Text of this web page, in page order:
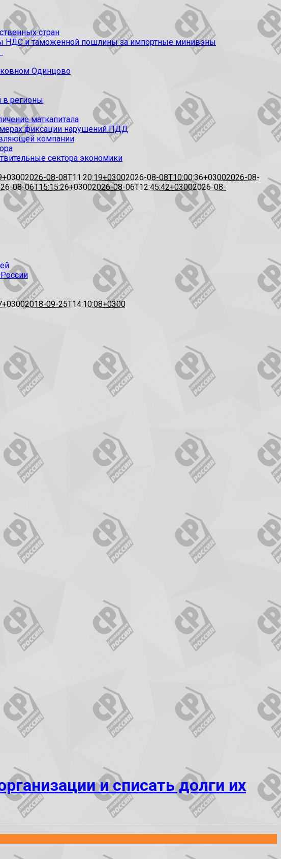
стран
НДС и таможенной пошлины за импортные минивэны
Одинцово
в регионы
маткапитала
фиксации нарушений ПДД
компании
сектора экономики
2026-08-08T11:20:19+03002026-08-08T10:00:36+03002026-08-
08-06T15:15:26+03002026-08-06T12:45:42+03002026-08-
2018-09-25T14:10:08+0300
и списать долги их